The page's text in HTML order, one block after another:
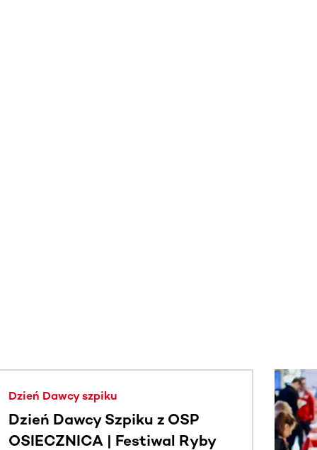
Dzień Dawcy szpiku
Dzień Dawcy Szpiku z OSP
OSIECZNICA | Festiwal Ryby